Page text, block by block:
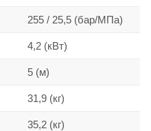
255 / 25,5 (бар/МПа)
4,2 (кВт)
5 (м)
31,9 (кг)
35,2 (кг)